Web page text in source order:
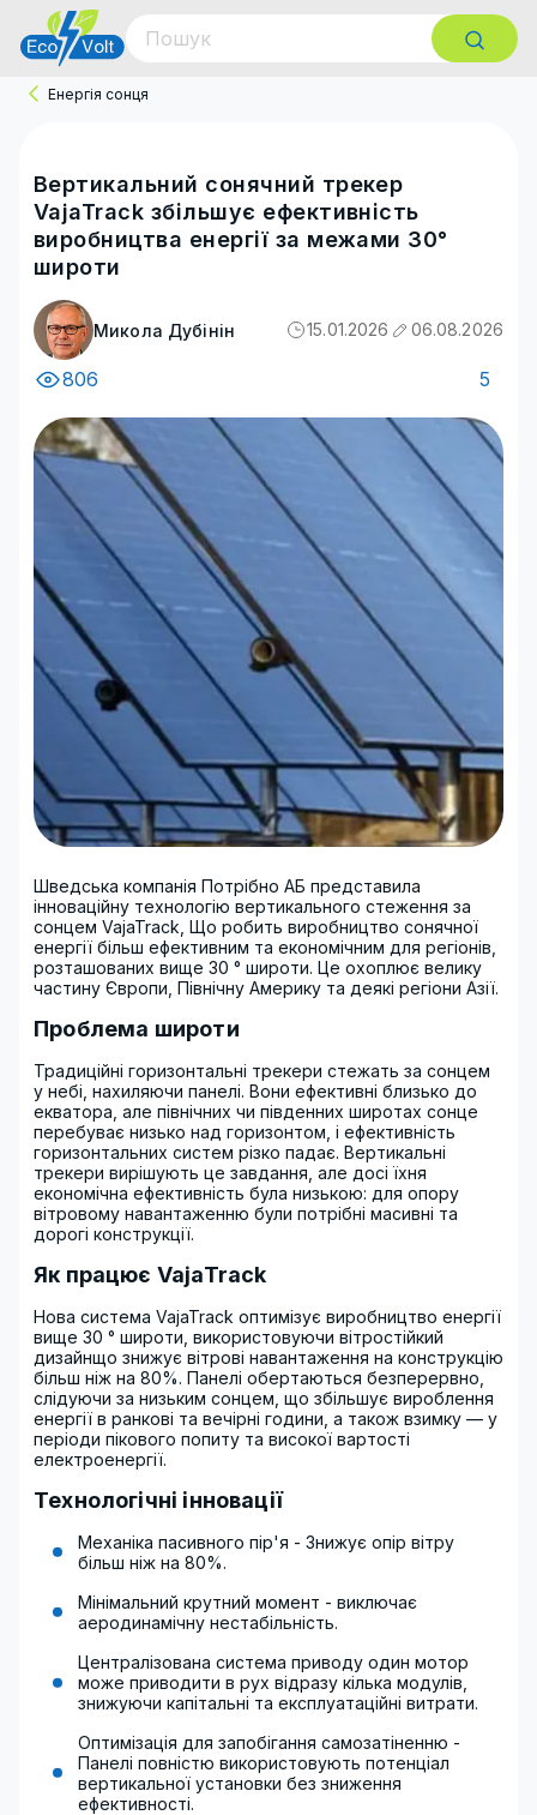
Енергія сонця
Вертикальний сонячний трекер
VajaTrack збільшує ефективність
виробництва енергії за межами 30°
широти
Микола Дубінін 15.01.2026 06.08.2026
806 5
Шведська компанія Потрібно АБ представила
інноваційну технологію вертикального стеження за
сонцем VajaTrack, Що робить виробництво сонячної
енергії більш ефективним та економічним для регіонів,
розташованих вище 30 ° широти. Це охоплює велику
частину Європи, Північну Америку та деякі регіони Азії.
Проблема широти
Традиційні горизонтальні трекери стежать за сонцем
у небі, нахиляючи панелі. Вони ефективні близько до
екватора, але північних чи південних широтах сонце
перебуває низько над горизонтом, і ефективність
горизонтальних систем різко падає. Вертикальні
трекери вирішують це завдання, але досі їхня
економічна ефективність була низькою: для опору
вітровому навантаженню були потрібні масивні та
дорогі конструкції.
Як працює VajaTrack
Нова система VajaTrack оптимізує виробництво енергії
вище 30 ° широти, використовуючи вітростійкий
дизайнщо знижує вітрові навантаження на конструкцію
більш ніж на 80%. Панелі обертаються безперервно,
слідуючи за низьким сонцем, що збільшує вироблення
енергії в ранкові та вечірні години, а також взимку — у
періоди пікового попиту та високої вартості
електроенергії.
Технологічні інновації
Механіка пасивного пір'я - Знижує опір вітру
більш ніж на 80%.
Мінімальний крутний момент - виключає
аеродинамічну нестабільність.
Централізована система приводу один мотор
може приводити в рух відразу кілька модулів,
знижуючи капітальні та експлуатаційні витрати.
Оптимізація для запобігання самозатіненню -
Панелі повністю використовують потенціал
вертикальної установки без зниження
ефективності.